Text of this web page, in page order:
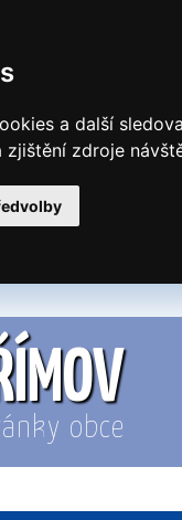
a další
zdroje
obce